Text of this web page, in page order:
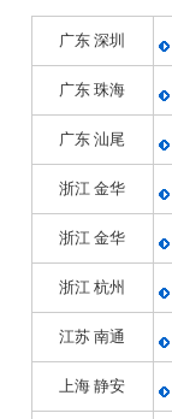
广东 深圳
广东 珠海
广东 汕尾
浙江 金华
浙江 金华
浙江 杭州
江苏 南通
上海 静安